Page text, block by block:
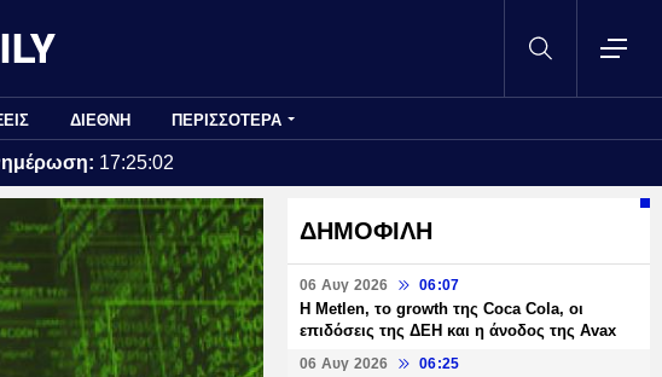
ΔΙΕΘΝΗ ΠΕΡΙΣΣΟΤΕΡΑ
17:25:02
ΔΗΜΟΦΙΛΗ
06 Αυγ 2026 06:07
H Metlen, το growth της Coca Cola, οι
επιδόσεις της ΔΕΗ και η άνοδος της Avax
06 Αυγ 2026 06:25